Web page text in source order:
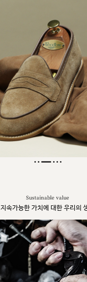
Sustainable value
지속가능한 가치에 대한 우리의